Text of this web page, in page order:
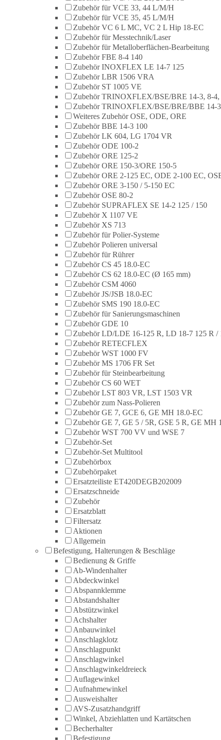
Zubehör für VCE 33, 44 L/M/H
Zubehör für VCE 35, 45 L/M/H
Zubehör VC 6 L MC, VC 2 L Hip 18-EC
Zubehör für Messtechnik/Laser
Zubehör für Metalloberflächen-Bearbeitung
Zubehör FBE 8-4 140
Zubehör INOXFLEX LE 14-7 125
Zubehör LBR 1506 VRA
Zubehör ST 1005 VE
Zubehör TRINOXFLEX/BSE/BRE 14-3, 8-
Zubehör TRINOXFLEX/BSE/BRE/BBE 14-3
Weiteres Zubehör OSE, ODE, ORE
Zubehör BBE 14-3 100
Zubehör LK 604, LG 1704 VR
Zubehör ODE 100-2
Zubehör ORE 125-2
Zubehör ORE 150-3/ORE 150-5
Zubehör ORE 2-125 EC, ODE 2-100 EC,
Zubehör ORE 3-150 / 5-150 EC
Zubehör OSE 80-2
Zubehör SUPRAFLEX SE 14-2 125 / 150
Zubehör X 1107 VE
Zubehör XS 713
Zubehör für Polier-Systeme
Zubehör Polieren universal
Zubehör für Rührer
Zubehör CS 45 18.0-EC
Zubehör CS 62 18.0-EC (Ø 165 mm)
Zubehör CSM 4060
Zubehör JS/JSB 18.0-EC
Zubehör SMS 190 18.0-EC
Zubehör für Sanierungsmaschinen
Zubehör GDE 10
Zubehör LD/LDE 16-125 R, LD 18-7 125 R /
Zubehör RETECFLEX
Zubehör WST 1000 FV
Zubehör MS 1706 FR Set
Zubehör für Steinbearbeitung
Zubehör CS 60 WET
Zubehör LST 803 VR, LST 1503 VR
Zubehör zum Nass-Polieren
Zubehör GE 7, GCE 6, GE MH 18.0-EC
Zubehör GE 7, GE 5 / 5R, GSE 5 R, GE MH
Zubehör WST 700 VV und WSE 7
Zubehör-Set
Zubehör-Set Multitool
Zubehörbox
Zubehörpaket
Ersatzteiliste ET420DEGB202009
Ersatzschneide
Zubehör
Ersatzblatt
Filtersatz
Aktionen
Allgemein
Befestigung, Halterungen & Beschläge
Bedienung & Griffe
Ab-Windenhalter
Abdeckwinkel
Abspannklemme
Abstandshalter
Abstützwinkel
Achshalter
Anbauwinkel
Anschlagklotz
Anschlagpunkt
Anschlagwinkel
Anschlagwinkeldreieck
Auflagewinkel
Aufnahmewinkel
Ausweishalter
AVS-Zusatzhandgriff
Winkel, Abziehlatten und Kartätschen
Becherhalter
Befestigung